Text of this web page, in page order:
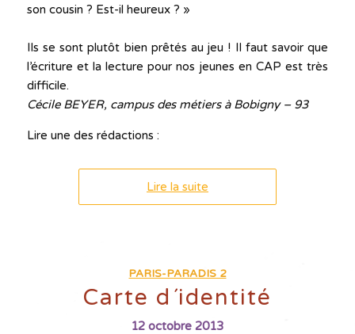
son cousin ? Est-il heureux ? »
Ils se sont plutôt bien prêtés au jeu ! Il faut savoir que
l’écriture et la lecture pour nos jeunes en CAP est très
difficile.
Cécile BEYER, campus des métiers à Bobigny – 93
Lire une des rédactions :
Lire la suite
PARIS-PARADIS 2
Carte d´identité
12 octobre 2013